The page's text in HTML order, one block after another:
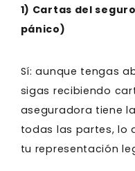
1) Cartas del
pánico)
Sí: aunque tengas
sigas recibiendo
aseguradora tiene
todas las partes, lo
tu representación